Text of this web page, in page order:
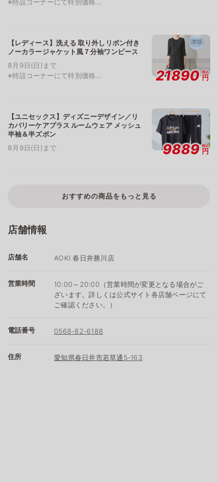
※特設コーナーにて特別価格...
【レディース】洗える 取り外しリボン付き
ノーカラージャケット風７分袖ワンピース
8月9日(日)まで
※特設コーナーにて特別価格...
21890 税込
円
【ユニセックス】ディズニーデザイン／リ
カバリーケアプラス ルームウェア メッシュ
半袖＆半ズボン
8月9日(日)まで
9889 税込
円
おすすめの商品をもっと見る
店舗情報
店舗名 AOKI 春日井勝川店
営業時間
10:00～20:00（営業時間が変更となる場合がご
ざいます。詳しくは公式サイト各店舗ページにて
ご確認ください。）
電話番号 0568-82-6188
住所 愛知県春日井市若草通5-163